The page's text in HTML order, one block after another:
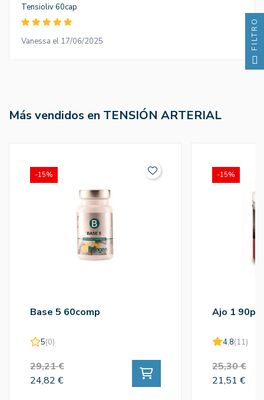
Tensioliv 60cap
Vanessa el 17/06/2025
Más vendidos en TENSIÓN ARTERIAL
Base 5 60comp
5(0)
29,21 €
24,82 €
-15%
Ajo 1
4.8(11)
25,30 €
21,51 €
-15%
FILTRO